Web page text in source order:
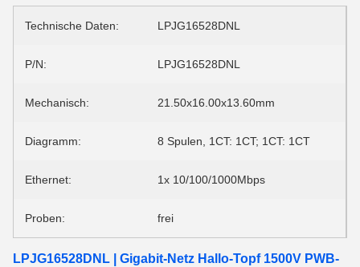
Technische Daten: LPJG16528DNL
P/N: LPJG16528DNL
Mechanisch: 21.50x16.00x13.60mm
Diagramm: 8 Spulen, 1CT: 1CT; 1CT: 1CT
Ethernet: 1x 10/100/1000Mbps
Proben: frei
LPJG16528DNL | Gigabit-Netz Hallo-Topf 1500V PWB-